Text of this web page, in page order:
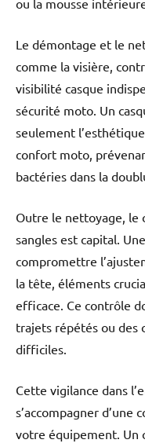
ou la mousse
Le démontage et le
comme la visière,
visibilité casque
sécurité moto. Un
seulement
confort moto,
bactéries dans la
Outre le nettoyage, le
sangles est capital.
compromettre
la tête, éléments
efficace. Ce contrôle
trajets répétés ou des
difficiles.
Cette vigilance dans
s’accompagner d’une
votre équipement. Un